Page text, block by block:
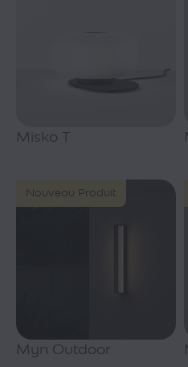
Misko T
Nouveau Produit
Myn Outdoor